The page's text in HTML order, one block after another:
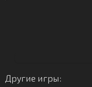
Другие игры: